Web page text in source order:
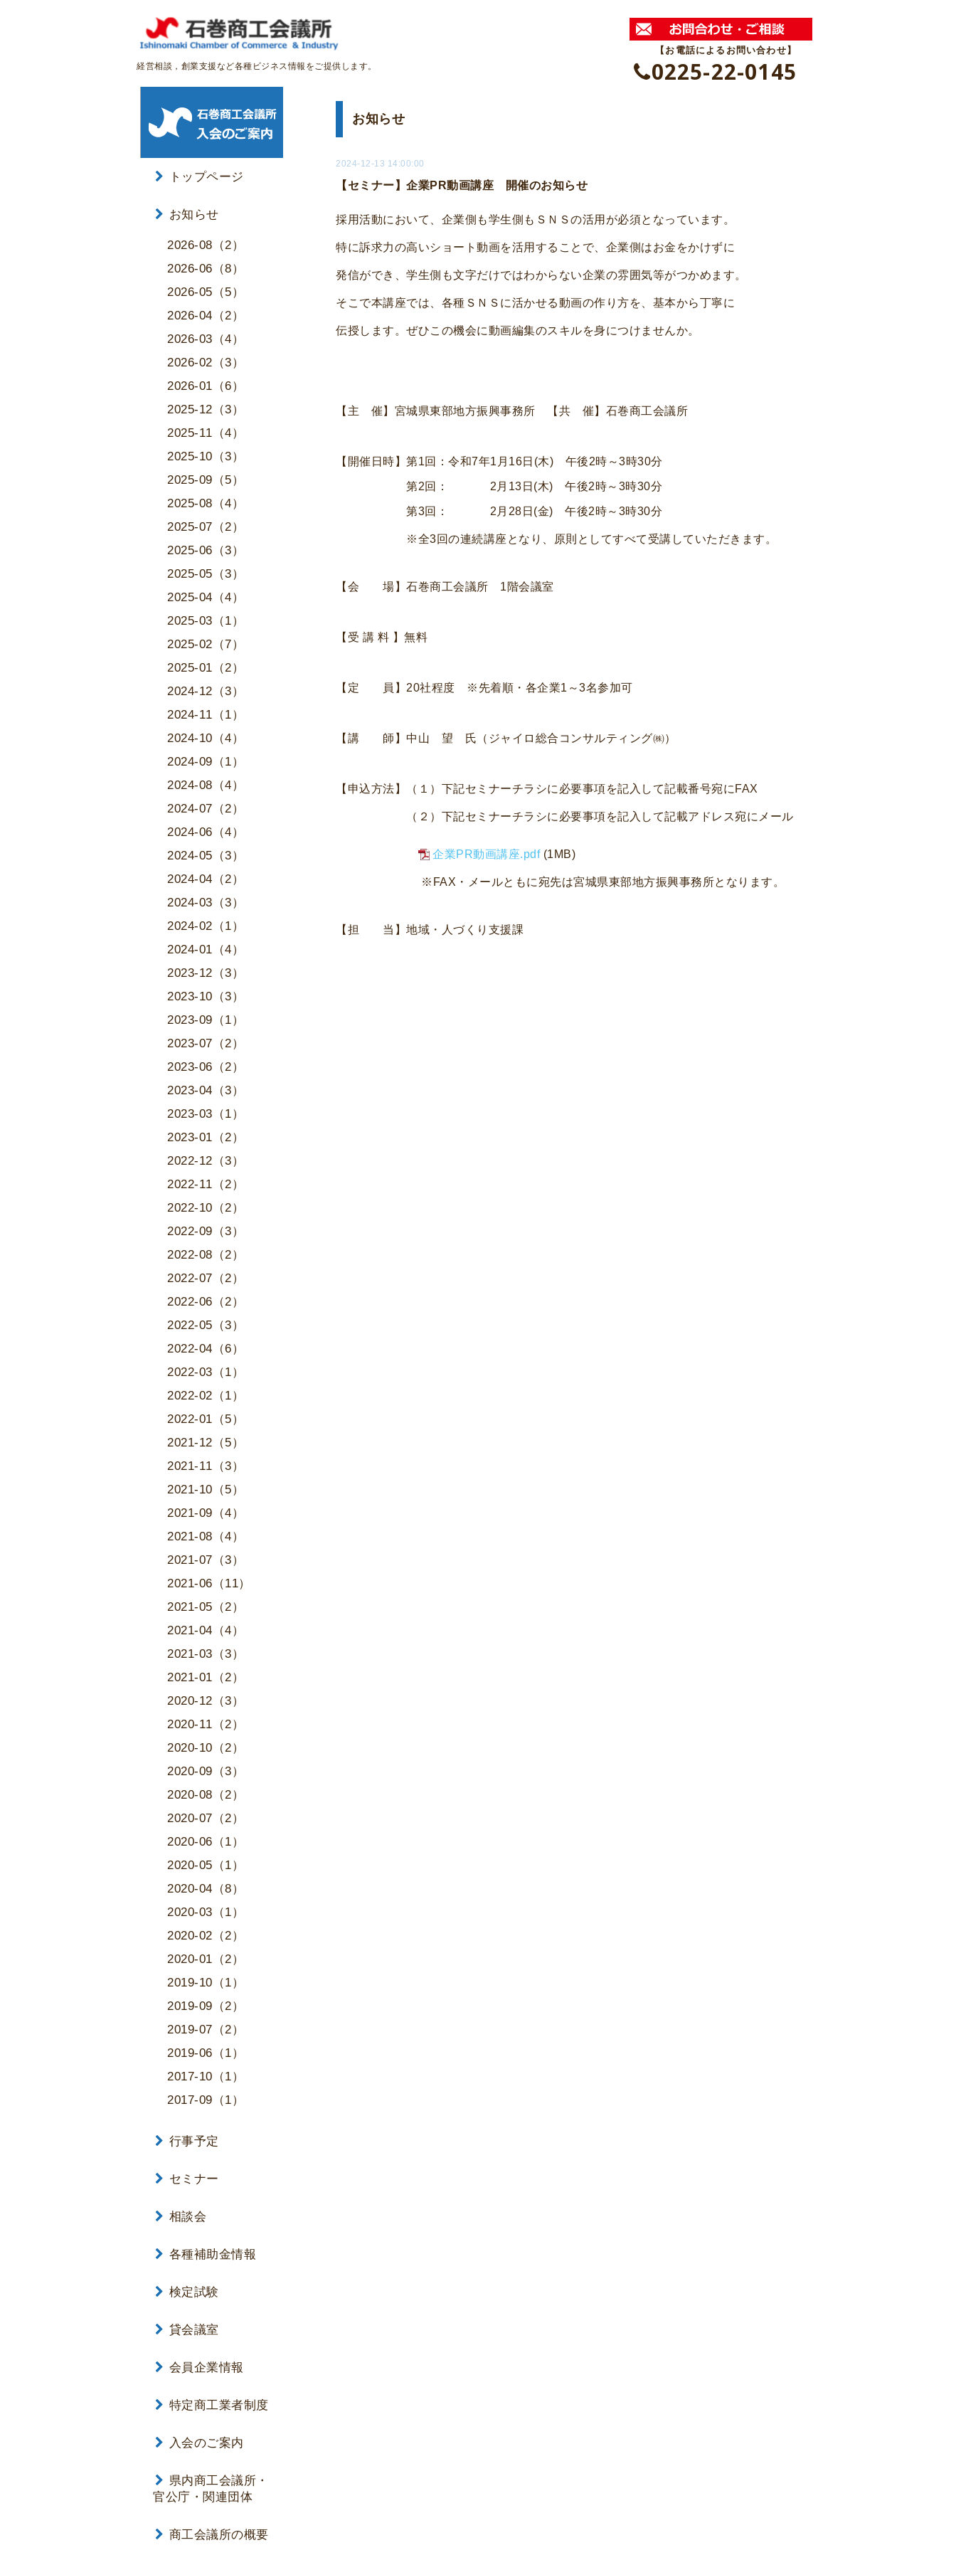
【お電話によるお問い合わせ】
0225-22-0145
経営相談，創業支援など各種ビジネス情報をご提供します。
お知らせ
2024-12-13 14:00:00
【セミナー】企業PR動画講座 開催のお知らせ
採用活動において、企業側も学生側もＳＮＳの活用が必須となっています。
特に訴求力の高いショート動画を活用することで、企業側はお金をかけずに
発信ができ、学生側も文字だけではわからない企業の雰囲気等がつかめます。
そこで本講座では、各種ＳＮＳに活かせる動画の作り方を、基本から丁寧に
伝授します。ぜひこの機会に動画編集のスキルを身につけませんか。
【主 催】宮城県東部地方振興事務所 【共 催】石巻商工会議所
【開催日時】第1回：令和7年1月16日(木) 午後2時～3時30分
第2回： 2月13日(木) 午後2時～3時30分
第3回： 2月28日(金) 午後2時～3時30分
※全3回の連続講座となり、原則としてすべて受講していただきます。
【会 場】石巻商工会議所 1階会議室
【受 講 料 】無料
【定 員】20社程度 ※先着順・各企業1～3名参加可
【講 師】中山 望 氏（ジャイロ総合コンサルティング㈱）
【申込方法】（１）下記セミナーチラシに必要事項を記入して記載番号宛にFAX
（２）下記セミナーチラシに必要事項を記入して記載アドレス宛にメール
企業PR動画講座.pdf(1MB)
※FAX・メールともに宛先は宮城県東部地方振興事務所となります。
【担 当】地域・人づくり支援課
トップページ
お知らせ
2026-08（2）
2026-06（8）
2026-05（5）
2026-04（2）
2026-03（4）
2026-02（3）
2026-01（6）
2025-12（3）
2025-11（4）
2025-10（3）
2025-09（5）
2025-08（4）
2025-07（2）
2025-06（3）
2025-05（3）
2025-04（4）
2025-03（1）
2025-02（7）
2025-01（2）
2024-12（3）
2024-11（1）
2024-10（4）
2024-09（1）
2024-08（4）
2024-07（2）
2024-06（4）
2024-05（3）
2024-04（2）
2024-03（3）
2024-02（1）
2024-01（4）
2023-12（3）
2023-10（3）
2023-09（1）
2023-07（2）
2023-06（2）
2023-04（3）
2023-03（1）
2023-01（2）
2022-12（3）
2022-11（2）
2022-10（2）
2022-09（3）
2022-08（2）
2022-07（2）
2022-06（2）
2022-05（3）
2022-04（6）
2022-03（1）
2022-02（1）
2022-01（5）
2021-12（5）
2021-11（3）
2021-10（5）
2021-09（4）
2021-08（4）
2021-07（3）
2021-06（11）
2021-05（2）
2021-04（4）
2021-03（3）
2021-01（2）
2020-12（3）
2020-11（2）
2020-10（2）
2020-09（3）
2020-08（2）
2020-07（2）
2020-06（1）
2020-05（1）
2020-04（8）
2020-03（1）
2020-02（2）
2020-01（2）
2019-10（1）
2019-09（2）
2019-07（2）
2019-06（1）
2017-10（1）
2017-09（1）
行事予定
セミナー
相談会
各種補助金情報
検定試験
貸会議室
会員企業情報
特定商工業者制度
入会のご案内
県内商工会議所・
官公庁・関連団体
商工会議所の概要